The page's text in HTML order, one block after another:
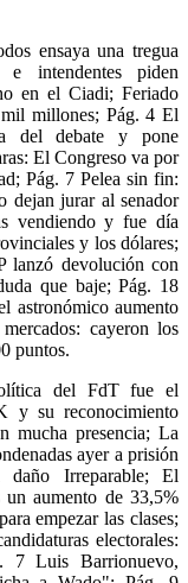
ensaya una tregua
intendentes piden
en el Ciadi; Feriado
millones; Pág. 4 El
del debate y pone
El Congreso va por
Pág. 7 Pelea sin fin:
dejan jurar al senador
vendiendo y fue día
y los dólares;
lanzó devolución con
que baje; Pág. 18
astronómico aumento
cayeron los
puntos.
del FdT fue el
y su reconocimiento
mucha presencia; La
ayer a prisión
Irreparable; El
aumento de 33,5%
empezar las clases;
electorales:
7 Luis Barrionuevo,